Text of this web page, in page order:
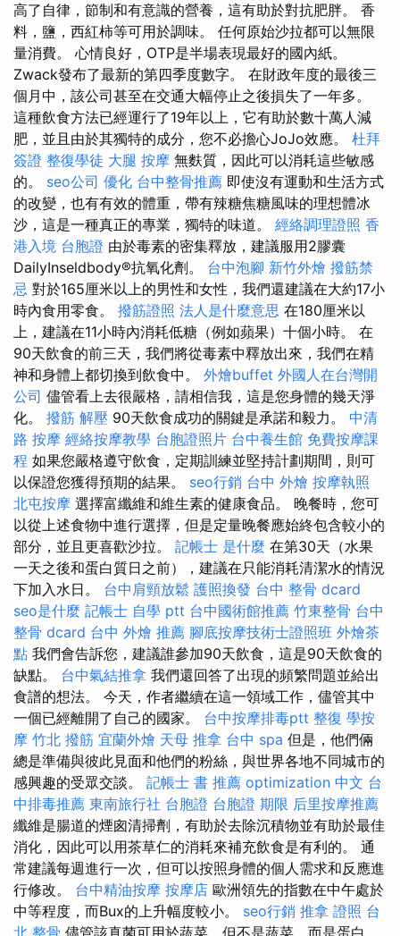
高了自律，節制和有意識的營養，這有助於對抗肥胖。 香
料，鹽，西紅柿等可用於調味。 任何原始沙拉都可以無限
量消費。 心情良好，OTP是半場表現最好的國內紙。
Zwack發布了最新的第四季度數字。 在財政年度的最後三
個月中，該公司甚至在交通大幅停止之後損失了一年多。
這種飲食方法已經運行了19年以上，它有助於數十萬人減
肥，並且由於其獨特的成分，您不必擔心JoJo效應。 杜拜
簽證 整復學徒 大腿 按摩 無麩質，因此可以消耗這些敏感
的。 seo公司 優化 台中整骨推薦 即使沒有運動和生活方式
的改變，也有有效的體重，帶有辣糖焦糖風味的理想體冰
沙，這是一種真正的專業，獨特的味道。 經絡調理證照 香
港入境 台胞證 由於毒素的密集釋放，建議服用2膠囊
DailyInseldbody®抗氧化劑。 台中泡腳 新竹外燴 撥筋禁
忌 對於165厘米以上的男性和女性，我們還建議在大約17小
時內食用零食。 撥筋證照 法人是什麼意思 在180厘米以
上，建議在11小時內消耗低糖（例如蘋果）十個小時。 在
90天飲食的前三天，我們將從毒素中釋放出來，我們在精
神和身體上都切換到飲食中。 外燴buffet 外國人在台灣開
公司 儘管看上去很嚴格，請相信我，這是您身體的幾天淨
化。 撥筋 解壓 90天飲食成功的關鍵是承諾和毅力。 中清
路 按摩 經絡按摩教學 台胞證照片 台中養生館 免費按摩課
程 如果您嚴格遵守飲食，定期訓練並堅持計劃期間，則可
以保證您獲得預期的結果。 seo行銷 台中 外燴 按摩執照
北屯按摩 選擇富纖維和維生素的健康食品。 晚餐時，您可
以從上述食物中進行選擇，但是定量晚餐應始終包含較小的
部分，並且更喜歡沙拉。 記帳士 是什麼 在第30天（水果
一天之後和蛋白質日之前），建議在只能消耗清潔水的情況
下加入水日。 台中肩頸放鬆 護照換發 台中 整骨 dcard
seo是什麼 記帳士 自學 ptt 台中國術館推薦 竹東整骨 台中
整骨 dcard 台中 外燴 推薦 腳底按摩技術士證照班 外燴茶
點 我們會告訴您，建議誰參加90天飲食，這是90天飲食的
缺點。 台中氣結推拿 我們還回答了出現的頻繁問題並給出
食譜的想法。 今天，作者繼續在這一領域工作，儘管其中
一個已經離開了自己的國家。 台中按摩排毒ptt 整復 學按
摩 竹北 撥筋 宜蘭外燴 天母 推拿 台中 spa 但是，他們倆
總是準備與彼此見面和他們的粉絲，與世界各地不同城市的
感興趣的受眾交談。 記帳士 書 推薦 optimization 中文 台
中排毒推薦 東南旅行社 台胞證 台胞證 期限 后里按摩推薦
纖維是腸道的煙囪清掃劑，有助於去除沉積物並有助於最佳
消化，因此可以用茶草仁的消耗來補充飲食是有利的。 通
常建議每週進行一次，但可以按照身體的個人需求和反應進
行修改。 台中精油按摩 按摩店 歐洲領先的指數在中午處於
中等程度，而Bux的上升幅度較小。 seo行銷 推拿 證照 台
北 整骨 儘管該真菌可用於蔬菜，但不是蔬菜，而是蛋白